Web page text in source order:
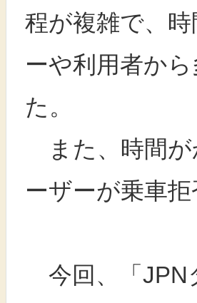
程が複雑で、
ーや利用者か
た。
また、時間が
ーザーが乗車
今回、「JPN